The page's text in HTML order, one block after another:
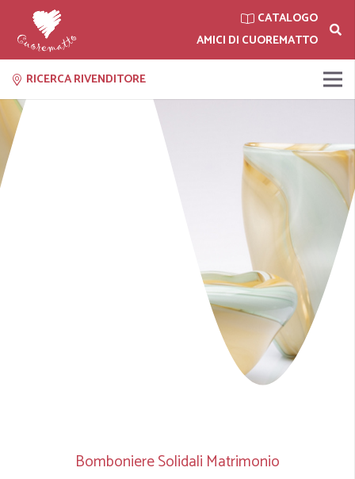
CATALOGO
AMICI DI CUOREMATTO
RICERCA RIVENDITORE
Bomboniere Solidali Matrimonio